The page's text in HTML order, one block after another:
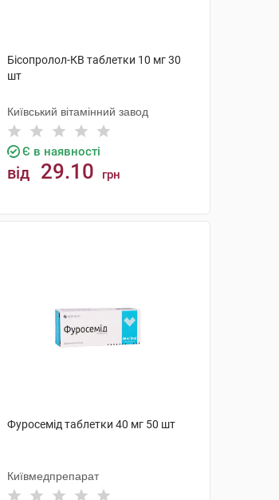
Бісопролол-КВ таблетки 10 мг 30
шт
Київський вітамінний завод
Є в наявності
від 29.10 грн
Фуросемід таблетки 40 мг 50 шт
Київмедпрепарат